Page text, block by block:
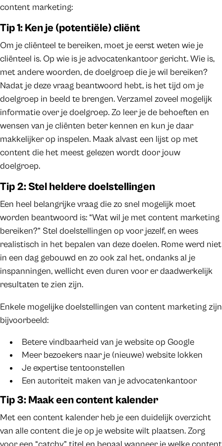
content marketing:
Tip 1: Ken je (potentiële) cliënt
Om je cliënteel te bereiken, moet je eerst weten wie je
cliënteel is. Op wie is je advocatenkantoor gericht. Wie is,
met andere woorden, de doelgroep die je wil bereiken?
Nadat je deze vraag beantwoord hebt, is het tijd om je
doelgroep in beeld te brengen. Verzamel zoveel mogelijk
informatie over je doelgroep. Zo leer je de behoeften en
wensen van je cliënten beter kennen en kun je daar
makkelijker op inspelen. Maak alvast een lijst op met
content die het meest gelezen wordt door jouw
doelgroep.
Tip 2: Stel heldere doelstellingen
Een heel belangrijke vraag die zo snel mogelijk moet
worden beantwoord is: “Wat wil je met content marketing
bereiken?” Stel doelstellingen op voor jezelf, en wees
realistisch in het bepalen van deze doelen. Rome werd niet
in een dag gebouwd en zo ook zal het, ondanks al je
inspanningen, wellicht even duren voor er daadwerkelijk
resultaten te zien zijn.
Enkele mogelijke doelstellingen van content marketing zijn
bijvoorbeeld:
Betere vindbaarheid van je website op Google
Meer bezoekers naar je (nieuwe) website lokken
Je expertise tentoonstellen
Een autoriteit maken van je advocatenkantoor
Tip 3: Maak een content kalender
Met een content kalender heb je een duidelijk overzicht
van alle content die je op je website wilt plaatsen. Zorg